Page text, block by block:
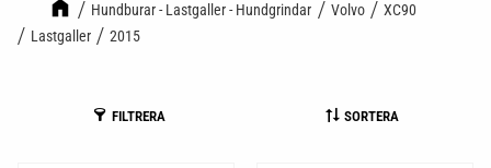
Hundburar - Lastgaller - Hundgrindar Volvo
XC90
Lastgaller
2015
FILTRERA SORTERA